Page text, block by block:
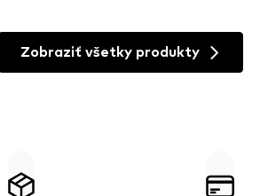
Zobraziť všetky produkty